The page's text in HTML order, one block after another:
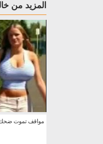
المزيد من
مواقف تموت